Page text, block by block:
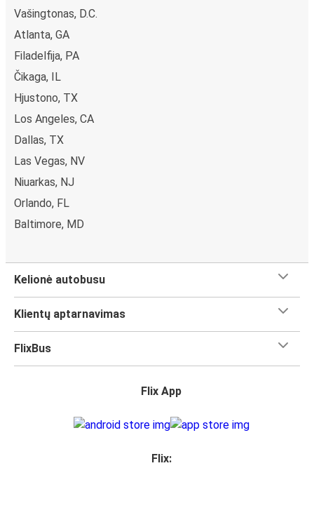
Vašingtonas, D.C.
Atlanta, GA
Filadelfija, PA
Čikaga, IL
Hjustono, TX
Los Angeles, CA
Dallas, TX
Las Vegas, NV
Niuarkas, NJ
Orlando, FL
Baltimore, MD
Kelionė autobusu
Klientų aptarnavimas
FlixBus
Flix App
Flix: